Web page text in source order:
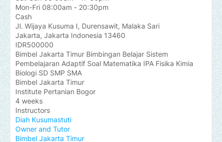
Mon-Fri 08:00am - 20:30pm
Cash
Jl. Wijaya Kusuma I, Durensawit, Malaka Sari
Jakarta, Jakarta Indonesia 13460
IDR500000
Bimbel Jakarta Timur Bimbingan Belajar Sistem
Pembelajaran Adaptif Soal Matematika IPA Fisika Kimia
Biologi SD SMP SMA
Bimbel Jakarta Timur
Institute Pertanian Bogor
4 weeks
Instructors
Diah Kusumastuti
Owner and Tutor
Bimbel Jakarta Timur